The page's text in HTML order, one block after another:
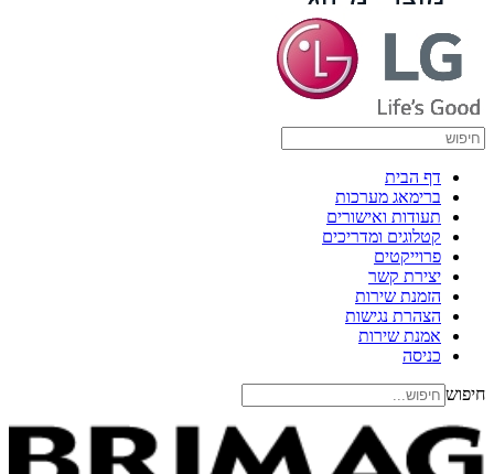
דף הבית
ברימאג מערכות
תעודות ואישורים
קטלוגים ומדריכים
פרוייקטים
יצירת קשר
הזמנת שירות
הצהרת נגישות
אמנת שירות
כניסה
חיפוש